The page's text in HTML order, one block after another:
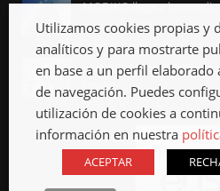
MODIKO llega a los
Abr 3rd, 2023
Viviendas
tienen
Mar 27th, 2023
Utilizamos cookies propias y
analíticos y para mostrarte
en base a un perfil
de navegación. Puedes
utilización de cookies a
información en nuestra
ACEPTAR